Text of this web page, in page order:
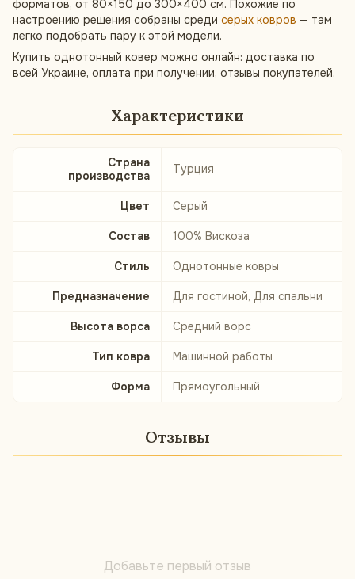
форматов, от 80×150 до 300×400 см. Похожие по
настроению решения собраны среди серых ковров — там
легко подобрать пару к этой модели.
Купить однотонный ковер можно онлайн: доставка по
всей Украине, оплата при получении, отзывы покупателей.
Характеристики
Страна
производства
Турция
Цвет Серый
Состав 100% Вискоза
Стиль Однотонные ковры
Предназначение Для гостиной, Для спальни
Высота ворса Средний ворс
Тип ковра Машинной работы
Форма Прямоугольный
Отзывы
Добавьте первый отзыв